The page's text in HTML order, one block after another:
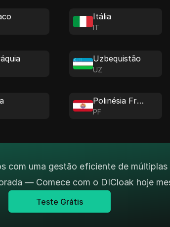
Itália
IT
Uzbequistão
UZ
Polinésia Francesa
PF
com uma gestão eficiente de
— Comece com o DICloak hoje
Teste Grátis